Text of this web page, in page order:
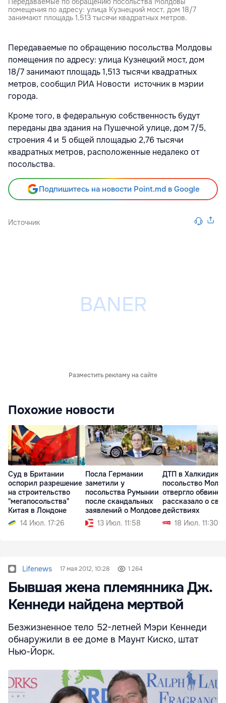
помещения по адресу: улица Кузнецкий мост, дом 18/7
занимают площадь 1,513 тысячи квадратных метров.
Передаваемые по обращению посольства Молдовы
помещения по адресу: улица Кузнецкий мост, дом
18/7 занимают площадь 1,513 тысячи квадратных
метров, сообщил РИА Новости источник в мэрии
города.
Кроме того, в федеральную собственность будут
переданы два здания на Пушечной улице, дом 7/5,
строения 4 и 5 общей площадью 2,76 тысячи
квадратных метров, расположенные недалеко от
посольства.
Подпишитесь на новости Point.md в Google
Источник
Разместить рекламу на сайте
Похожие новости
Суд в Британии
оспорил разрешение
на строительство
"мегапосольства"
Китая в Лондоне
14 Июл. 17:26
Посла Германии
заметили у
посольства Румынии
после скандальных
заявлений о Молдове
13 Июл. 11:58
ДТП в Халкидики:
посольство
отвергло
рассказало о
действиях
18 Июл. 11:30
Lifenews 17 мая 2012, 10:28 1 264
Бывшая жена племянника Дж.
Кеннеди найдена мертвой
Безжизненное тело 52-летней Мэри Кеннеди
обнаружили в ее доме в Маунт Киско, штат
Нью-Йорк.